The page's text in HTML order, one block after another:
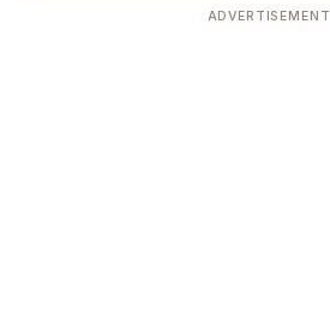
ADVERTISEMENT